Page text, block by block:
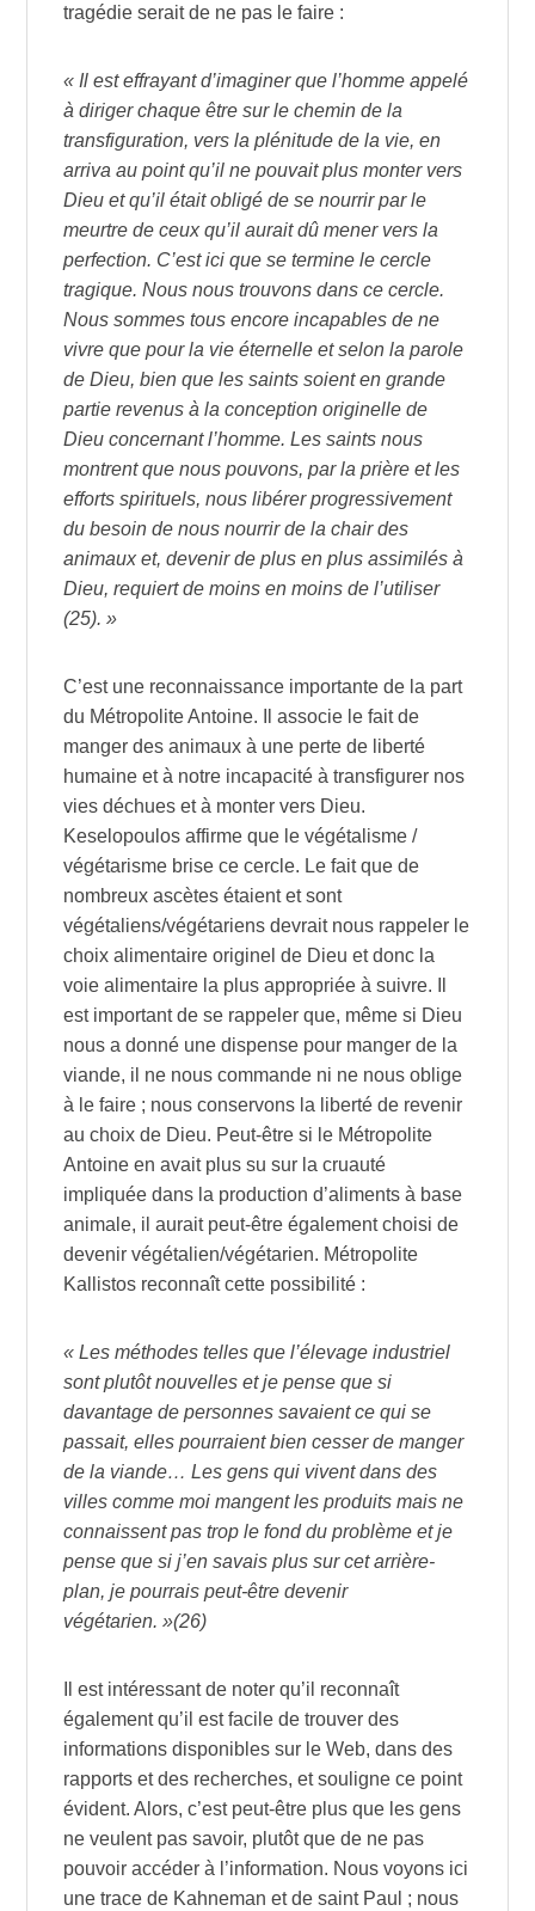
tragédie serait de ne pas le faire :
« Il est effrayant d’imaginer que l’homme appelé
à diriger chaque être sur le chemin de la
transfiguration, vers la plénitude de la vie, en
arriva au point qu’il ne pouvait plus monter vers
Dieu et qu’il était obligé de se nourrir par le
meurtre de ceux qu’il aurait dû mener vers la
perfection. C’est ici que se termine le cercle
tragique. Nous nous trouvons dans ce cercle.
Nous sommes tous encore incapables de ne
vivre que pour la vie éternelle et selon la parole
de Dieu, bien que les saints soient en grande
partie revenus à la conception originelle de
Dieu concernant l’homme. Les saints nous
montrent que nous pouvons, par la prière et les
efforts spirituels, nous libérer progressivement
du besoin de nous nourrir de la chair des
animaux et, devenir de plus en plus assimilés à
Dieu, requiert de moins en moins de l’utiliser
(25). »
C’est une reconnaissance importante de la part
du Métropolite Antoine. Il associe le fait de
manger des animaux à une perte de liberté
humaine et à notre incapacité à transfigurer nos
vies déchues et à monter vers Dieu.
Keselopoulos affirme que le végétalisme /
végétarisme brise ce cercle. Le fait que de
nombreux ascètes étaient et sont
végétaliens/végétariens devrait nous rappeler le
choix alimentaire originel de Dieu et donc la
voie alimentaire la plus appropriée à suivre. Il
est important de se rappeler que, même si Dieu
nous a donné une dispense pour manger de la
viande, il ne nous commande ni ne nous oblige
à le faire ; nous conservons la liberté de revenir
au choix de Dieu. Peut-être si le Métropolite
Antoine en avait plus su sur la cruauté
impliquée dans la production d’aliments à base
animale, il aurait peut-être également choisi de
devenir végétalien/végétarien. Métropolite
Kallistos reconnaît cette possibilité :
« Les méthodes telles que l’élevage industriel
sont plutôt nouvelles et je pense que si
davantage de personnes savaient ce qui se
passait, elles pourraient bien cesser de manger
de la viande… Les gens qui vivent dans des
villes comme moi mangent les produits mais ne
connaissent pas trop le fond du problème et je
pense que si j’en savais plus sur cet arrière-
plan, je pourrais peut-être devenir
végétarien. »(26)
Il est intéressant de noter qu’il reconnaît
également qu’il est facile de trouver des
informations disponibles sur le Web, dans des
rapports et des recherches, et souligne ce point
évident. Alors, c’est peut-être plus que les gens
ne veulent pas savoir, plutôt que de ne pas
pouvoir accéder à l’information. Nous voyons ici
une trace de Kahneman et de saint Paul ; nous